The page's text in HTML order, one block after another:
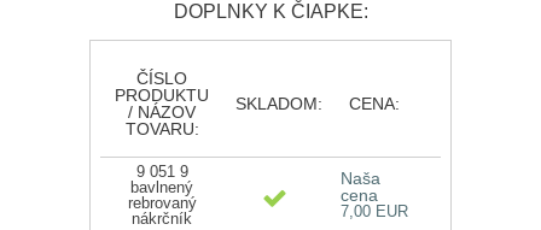
DOPLNKY K ČIAPKE:
ČÍSLO
PRODUKTU
/ NÁZOV
TOVARU:
SKLADOM: CENA:
9 051 9
bavlnený
rebrovaný
nákrčník
Naša
cena
7,00 EUR